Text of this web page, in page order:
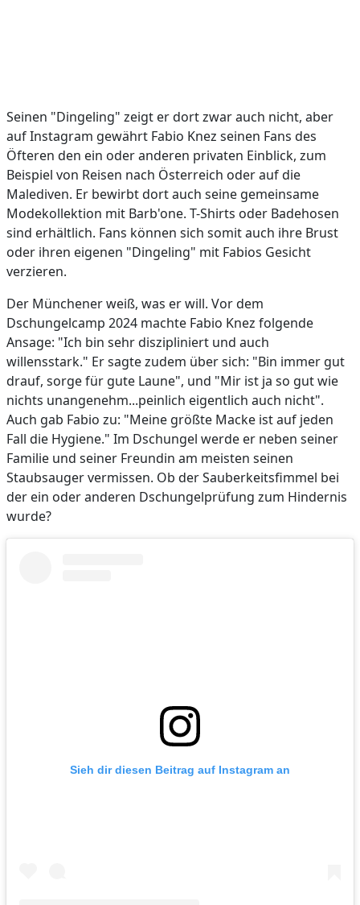
Seinen "Dingeling" zeigt er dort zwar auch nicht, aber
auf Instagram gewährt Fabio Knez seinen Fans des
Öfteren den ein oder anderen privaten Einblick, zum
Beispiel von Reisen nach Österreich oder auf die
Malediven. Er bewirbt dort auch seine gemeinsame
Modekollektion mit Barb'one. T-Shirts oder Badehosen
sind erhältlich. Fans können sich somit auch ihre Brust
oder ihren eigenen "Dingeling" mit Fabios Gesicht
verzieren.
Der Münchener weiß, was er will. Vor dem
Dschungelcamp 2024 machte Fabio Knez folgende
Ansage: "Ich bin sehr diszipliniert und auch
willensstark." Er sagte zudem über sich: "Bin immer gut
drauf, sorge für gute Laune", und "Mir ist ja so gut wie
nichts unangenehm...peinlich eigentlich auch nicht".
Auch gab Fabio zu: "Meine größte Macke ist auf jeden
Fall die Hygiene." Im Dschungel werde er neben seiner
Familie und seiner Freundin am meisten seinen
Staubsauger vermissen. Ob der Sauberkeitsfimmel bei
der ein oder anderen Dschungelprüfung zum Hindernis
wurde?
Sieh dir diesen Beitrag auf Instagram an